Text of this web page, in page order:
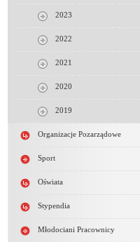
2023
2022
2021
2020
2019
Organizacje Pozarządowe
Sport
Oświata
Stypendia
Młodociani Pracownicy